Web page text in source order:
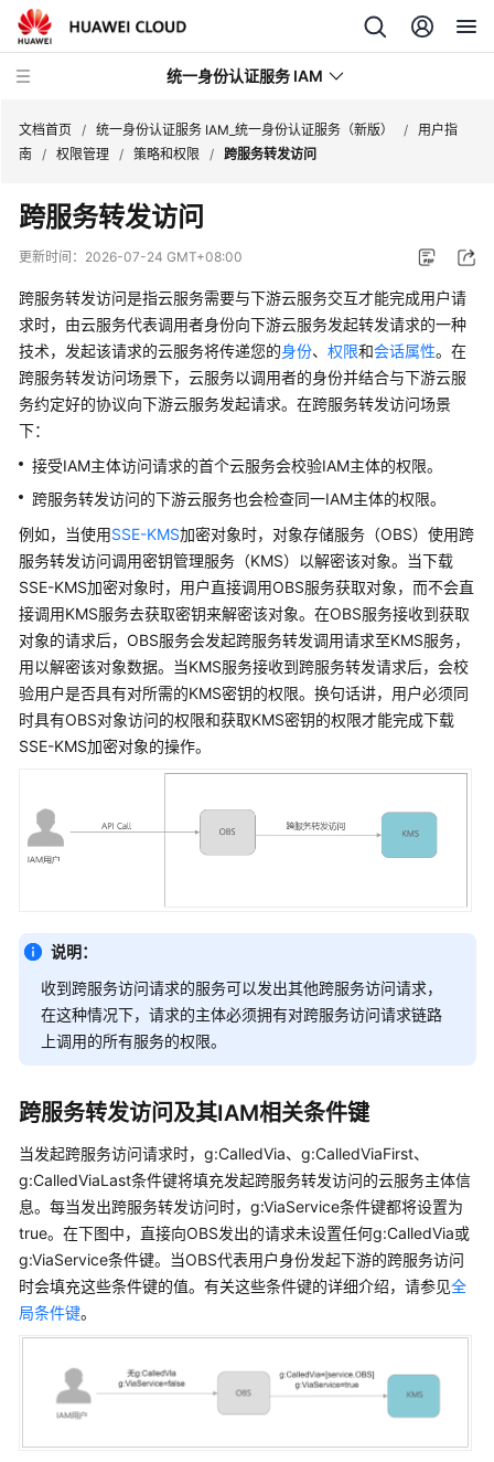
统一身份认证服务 IAM
最
动
态
产
品
快
速
入
门
用
户
指
南
使
读
华
云
身
权
限
管
理
策
略
和
权
限
基
文档首页 / 统一身份认证服务 IAM_统一身份认证服务（新版） / 用户指
南 / 权限管理 / 策略和权限 / 跨服务转发访问
跨服务转发访问
更新时间： 2026-07-24 GMT+08:00
跨服务转发访问是指云服务需要与下游云服务交互才能完成用户请
求时，由云服务代表调用者身份向下游云服务发起转发请求的一种
技术，发起该请求的云服务将传递您的身份、 权限和会话属性。在
跨服务转发访问场景下，云服务以调用者的身份并结合与下游云服
务约定好的协议向下游云服务发起请求。在跨服务转发访问场景
下：
接受IAM主体访问请求的首个云服务会校验IAM主体的权限。
跨服务转发访问的下游云服务也会检查同一IAM主体的权限。
例如，当使用SSE-KMS加密对象时，对象存储服务（OBS）使用跨
服务转发访问调用密钥管理服务（KMS）以解密该对象。当下载
SSE-KMS加密对象时，用户直接调用OBS服务获取对象，而不会直
接调用KMS服务去获取密钥来解密该对象。在OBS服务接收到获取
对象的请求后，OBS服务会发起跨服务转发调用请求至KMS服务，
用以解密该对象数据。当KMS服务接收到跨服务转发请求后，会校
验用户是否具有对所需的KMS密钥的权限。换句话讲，用户必须同
时具有OBS对象访问的权限和获取KMS密钥的权限才能完成下载
SSE-KMS加密对象的操作。
说明：
收到跨服务访问请求的服务可以发出其他跨服务访问请求，
在这种情况下，请求的主体必须拥有对跨服务访问请求链路
上调用的所有服务的权限。
跨服务转发访问及其IAM相关条件键
当发起跨服务访问请求时，g:CalledVia、g:CalledViaFirst、
g:CalledViaLast条件键将填充发起跨服务转发访问的云服务主体信
息。每当发出跨服务转发访问时，g:ViaService条件键都将设置为
true。在下图中，直接向OBS发出的请求未设置任何g:CalledVia或
g:ViaService条件键。当OBS代表用户身份发起下游的跨服务访问
时会填充这些条件键的值。有关这些条件键的详细介绍，请参见全
局条件键。